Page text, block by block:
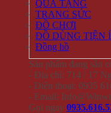
QUÀ TẶNG
TRANG SỨC
ĐỒ CHƠI
ĐỒ DÙNG TIỆN
Đồng hồ
Sản phẩm đang sẵn
- Địa chỉ: 714 / 17
- Điện thoại: 0935
- Email:
Gọi ngay